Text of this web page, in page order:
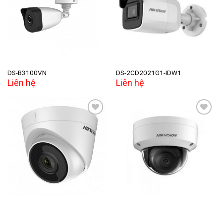
DS-B3100VN
Liên hệ
Add to
wishlist
DS-2CD2021G1-IDW1
Liên hệ
Add to
wishlist
wishlist